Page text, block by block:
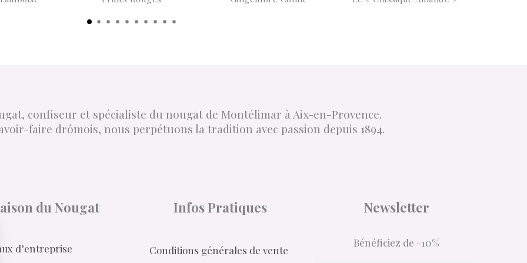
confiseur et spécialiste du nougat de Montélimar à Aix-en-Provence.
faire drômois, nous perpétuons la tradition avec passion depuis 1894.
du Nougat
d’entreprise
Infos Pratiques
Conditions générales de vente
Newsletter
Bénéficiez de -10%